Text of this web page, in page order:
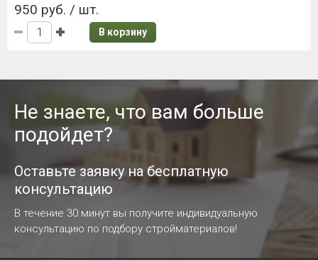
950 руб. / шт.
В корзину
Не знаете, что вам больше
подойдет?
Оставьте заявку на бесплатную
консультацию
В течение 30 минут вы получите индивидуальную
консультацию по подбору стройматериалов!